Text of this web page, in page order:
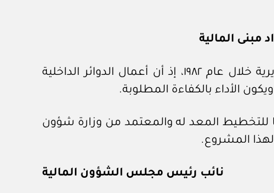
مبنى المالية
نظرا للحاجة الملحة لتوسيع مبنى المالية بإضافة جديدة لمساحة المكاتب التي ستحتاجها المديرية خلال عام ١٩٨٢، إذ أن أعمال الدوائر الداخلية
الأداء بالكفاءة المطلوبة.
للتخطيط المعد له والمعتمد من وزارة شؤون
المشروع.
نائب رئيس مجلس الشؤون المالية